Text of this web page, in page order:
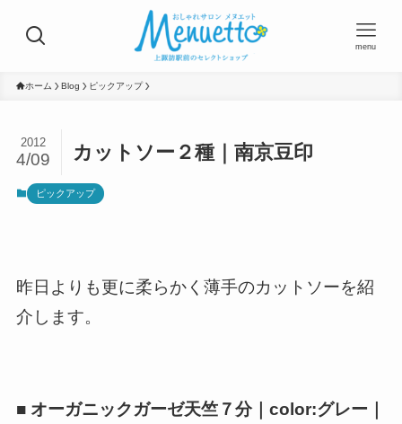
menu
ホーム Blog ピックアップ
カットソー２種｜南京豆印
2012
4/09
ピックアップ
昨日よりも更に柔らかく薄手のカットソーを紹
介します。
■ オーガニックガーゼ天竺７分｜color:グレー｜